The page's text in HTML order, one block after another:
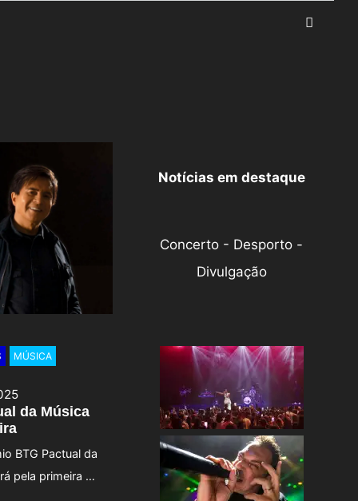
da Música
BTG Pactual da
pela primeira …
MÚSICA
Notícias em destaque
Concerto - Desporto -
Divulgação